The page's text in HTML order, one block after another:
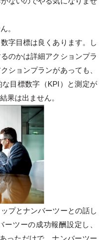
。
字目標は良くあります。し
のかは詳細アクションプラ
ションプランがあっても、
目標数字（KPI）と測定が
果は出ません。
プとナンバーツーとの話し
ツーの成功報酬設定し、
っただけで、ナンバーツー